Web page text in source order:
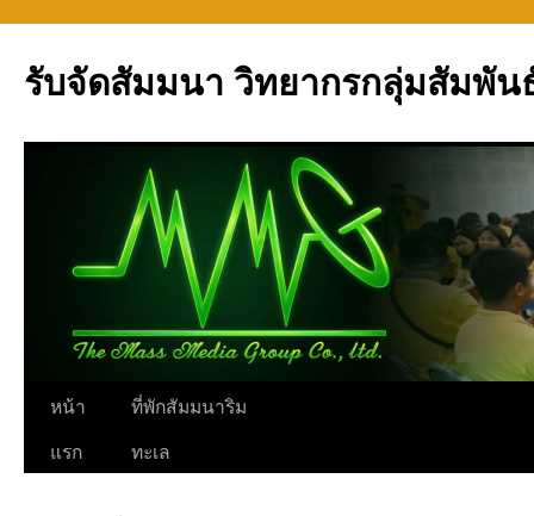
รับจัดสัมมนา วิทยากรกลุ่มสัมพัน
ข้าม
ไป
หน้า
แรก
ที่พักสัมมนาริม
ทะเล